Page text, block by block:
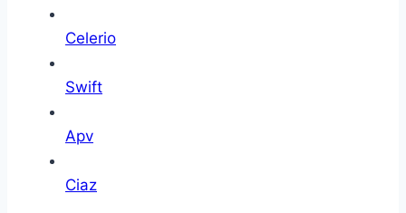
Celerio
Swift
Apv
Ciaz